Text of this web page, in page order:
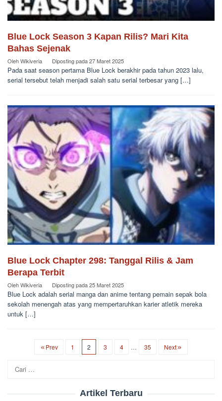
Blue Lock Season 3 Kapan Rilis? Mari Kita
Bahas Sejenak
OlehWikiveria Diposting pada27 Maret 2025
Pada saat season pertama Blue Lock berakhir pada tahun 2023 lalu,
serial tersebut telah menjadi salah satu serial terbesar yang […]
Blue Lock Chapter 298: Tanggal Rilis & Jam
Berapa Terbit
OlehWikiveria Diposting pada25 Maret 2025
Blue Lock adalah serial manga dan anime tentang pemain sepak bola
sekolah menengah atas yang mempertaruhkan karier atletik mereka
untuk […]
Prev 1 2 3 4 … 35 Next
untuk:
Artikel Terbaru